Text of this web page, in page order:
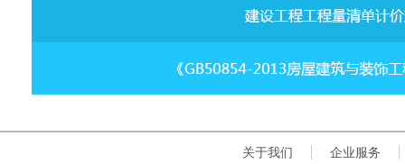
关于我们 企业服务